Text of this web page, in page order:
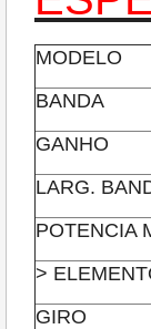
MODELO
BANDA
GANHO
LARG.
POTENCIA
>
GIRO